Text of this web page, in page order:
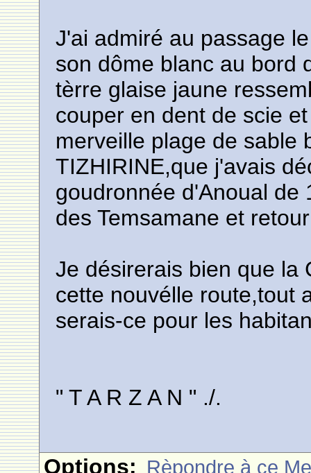
J'ai admiré au passage
son dôme blanc au bord
tèrre glaise jaune
couper en dent de scie
merveille plage de sable
TIZHIRINE,que j'avais
goudronnée d'Anoual de
des Temsamane et
Je désirerais bien que la
cette nouvélle route,tout
serais-ce pour les
" T A R Z A N " ./.
Options: Rèpondre à ce